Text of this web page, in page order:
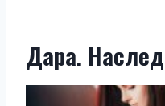
Дара.